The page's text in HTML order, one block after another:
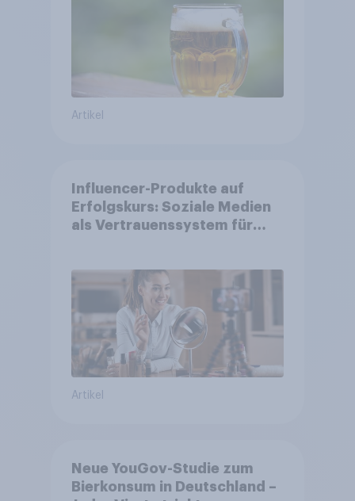
Artikel
Influencer-Produkte auf
Erfolgskurs: Soziale Medien
als Vertrauenssystem für
Artikel
Neue YouGov-Studie zum
Bierkonsum in Deutschland –